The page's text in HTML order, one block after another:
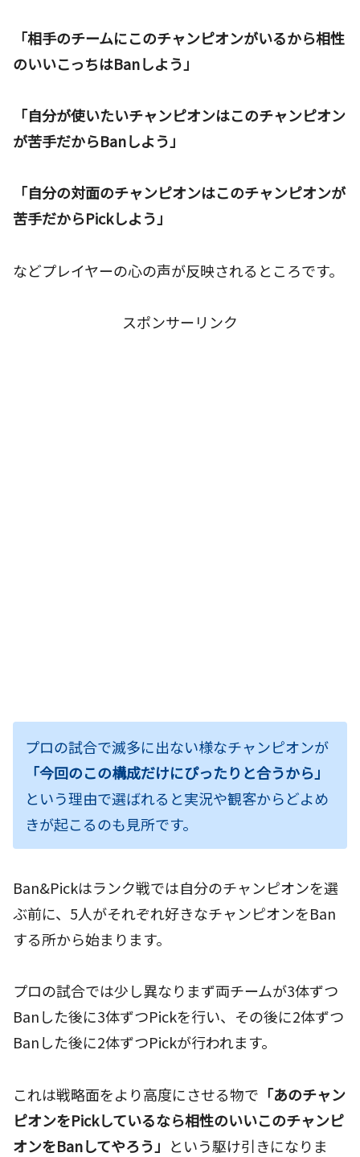
「相手のチームにこのチャンピオンがいるから相性
のいいこっちはBanしよう」
「自分が使いたいチャンピオンはこのチャンピオン
が苦手だからBanしよう」
「自分の対面のチャンピオンはこのチャンピオンが
苦手だからPickしよう」
などプレイヤーの心の声が反映されるところです。
スポンサーリンク
プロの試合で滅多に出ない様なチャンピオンが
「今回のこの構成だけにぴったりと合うから」
という理由で選ばれると実況や観客からどよめ
きが起こるのも見所です。
Ban&Pickはランク戦では自分のチャンピオンを選
ぶ前に、5人がそれぞれ好きなチャンピオンをBan
する所から始まります。
プロの試合では少し異なりまず両チームが3体ずつ
Banした後に3体ずつPickを行い、その後に2体ずつ
Banした後に2体ずつPickが行われます。
これは戦略面をより高度にさせる物で 「あのチャン
ピオンをPickしているなら相性のいいこのチャンピ
オンをBanしてやろう」 という駆け引きになりま